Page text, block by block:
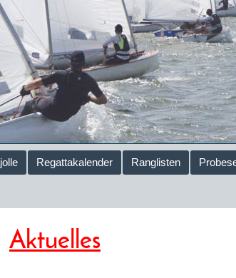
Regattakalender Ranglisten
Aktuelles